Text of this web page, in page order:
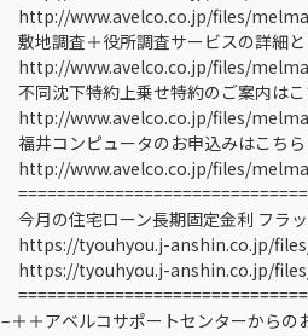
http://www.avelco.co.jp/files/
敷地調査＋役所調査サービスの詳細
http://www.avelco.co.jp/files/
不同沈下特約上乗せ特約のご案内はこ
http://www.avelco.co.jp/files/
福井コンピュータのお申込みはこちら
http://www.avelco.co.jp/files/
今月の住宅ローン長期固
https://tyouhyou.j-anshin.co.jp/
https://tyouhyou.j-anshin.co.jp/
–＋＋アベルコサポートセンターか